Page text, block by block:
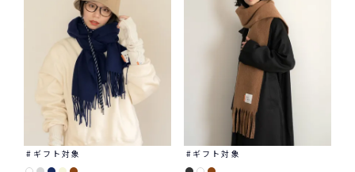
ギフト対象 ギフト対象